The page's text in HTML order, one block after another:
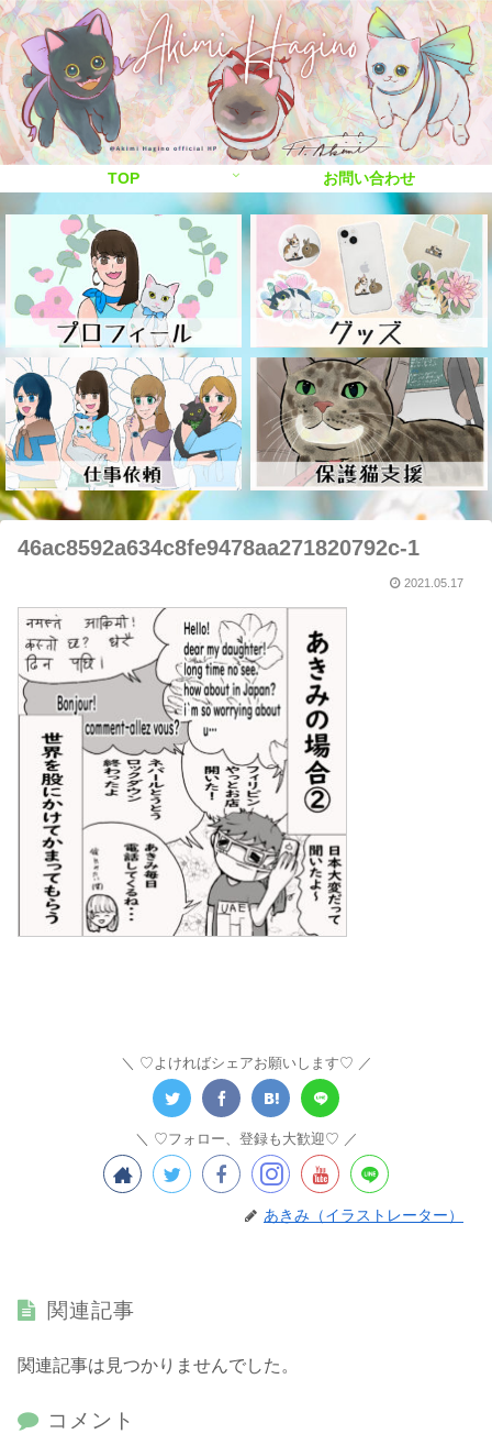
TOP お問い合わせ
46ac8592a634c8fe9478aa271820792c-1
2021.05.17
♡よければシェアお願いします♡
♡フォロー、登録も大歓迎♡
あきみ（イラストレーター）
関連記事
関連記事は見つかりませんでした。
コメント